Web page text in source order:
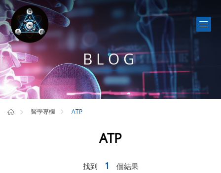
BLOG
醫學專欄 ATP
ATP
找到 1 個結果